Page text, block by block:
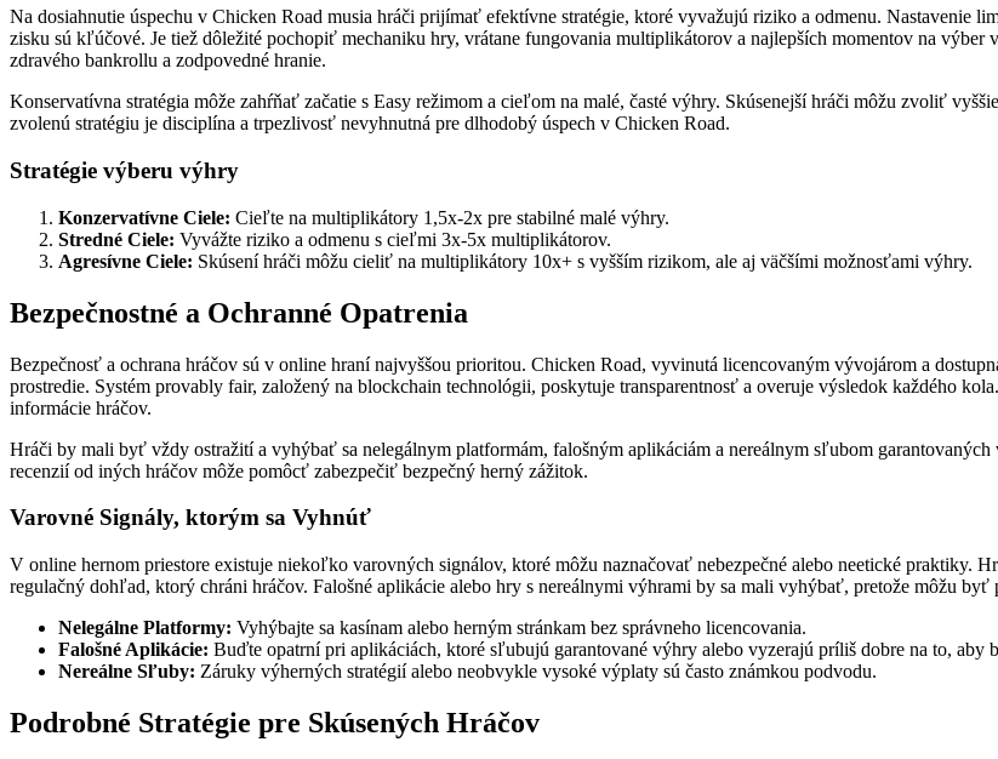
Na dosiahnutie úspechu v Chicken Road musia hráči prijímať efektívne stratégie, ktoré vyvažujú riziko a odmenu. Nastavenie
zisku sú kľúčové. Je tiež dôležité pochopiť mechaniku hry, vrátane fungovania multiplikátorov a najlepších momentov na
zdravého bankrollu a zodpovedné hranie.
Konservatívna stratégia môže zahŕňať začatie s Easy režimom a cieľom na malé, časté výhry. Skúsenejší hráči môžu zvoliť
zvolenú stratégiu je disciplína a trpezlivosť nevyhnutná pre dlhodobý úspech v Chicken Road.
Stratégie výberu výhry
Konzervatívne Ciele: Cieľte na multiplikátory 1,5x-2x pre stabilné malé výhry.
Stredné Ciele: Vyvážte riziko a odmenu s cieľmi 3x-5x multiplikátorov.
Agresívne Ciele: Skúsení hráči môžu cieliť na multiplikátory 10x+ s vyšším rizikom, ale aj väčšími možnosťami výhry.
Bezpečnostné a Ochranné Opatrenia
Bezpečnosť a ochrana hráčov sú v online hraní najvyššou prioritou. Chicken Road, vyvinutá licencovaným vývojárom a
prostredie. Systém provably fair, založený na blockchain technológii, poskytuje transparentnosť a overuje výsledok každého
informácie hráčov.
Hráči by mali byť vždy ostražití a vyhýbať sa nelegálnym platformám, falošným aplikáciám a nereálnym sľubom
recenzií od iných hráčov môže pomôcť zabezpečiť bezpečný herný zážitok.
Varovné Signály, ktorým sa Vyhnúť
V online hernom priestore existuje niekoľko varovných signálov, ktoré môžu naznačovať nebezpečné alebo neetické praktiky.
regulačný dohľad, ktorý chráni hráčov. Falošné aplikácie alebo hry s nereálnymi výhrami by sa mali vyhýbať, pretože môžu byť
Nelegálne Platformy: Vyhýbajte sa kasínam alebo herným stránkam bez správneho licencovania.
Falošné Aplikácie: Buďte opatrní pri aplikáciách, ktoré sľubujú garantované výhry alebo vyzerajú príliš dobre na to, aby
Nereálne Sľuby: Záruky výherných stratégií alebo neobvykle vysoké výplaty sú často známkou podvodu.
Podrobné Stratégie pre Skúsených Hráčov